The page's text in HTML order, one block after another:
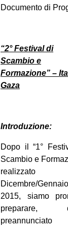
Documento di
“2° Festival di
Scambio e
Formazione” –
Gaza
Introduzione:
Dopo il “1°
Scambio e
Dicembre/Gennaio
2015, siamo
preparare,